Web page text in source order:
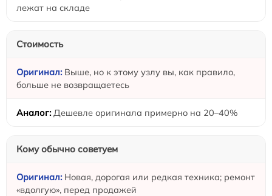
лежат на складе
Стоимость
Выше, но к этому узлу вы, как правило,
больше не возвращаетесь
Дешевле оригинала примерно на 20–40%
Кому обычно советуем
Новая, дорогая или редкая техника; ремонт
«вдолгую», перед продажей